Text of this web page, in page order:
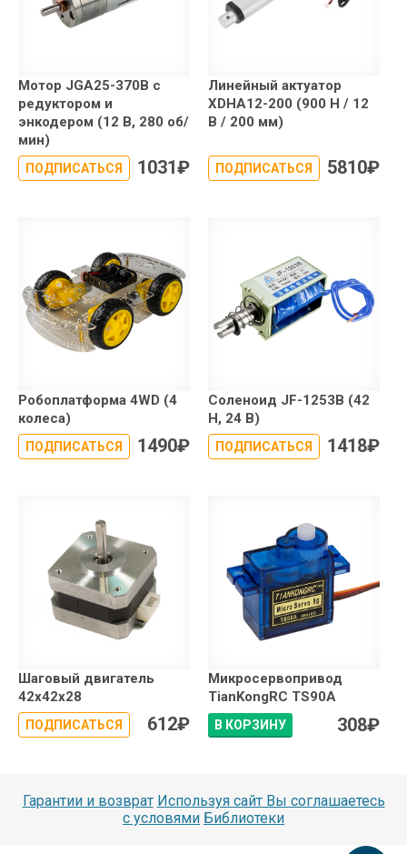
Мотор JGA25-370B с
редуктором и
энкодером (12 В, 280 об/
мин)
ПОДПИСАТЬСЯ 1031₽
Линейный актуатор
XDHA12-200 (900 Н / 12
В / 200 мм)
ПОДПИСАТЬСЯ 5810₽
Робоплатформа 4WD (4
колеса)
ПОДПИСАТЬСЯ 1490₽
Соленоид JF-1253B (42
Н, 24 В)
ПОДПИСАТЬСЯ 1418₽
Шаговый двигатель
42x42x28
ПОДПИСАТЬСЯ 612₽
Микросервопривод
TianKongRC TS90A
В КОРЗИНУ 308₽
Гарантии и возврат Используя сайт Вы соглашаетесь
с условями Библиотеки